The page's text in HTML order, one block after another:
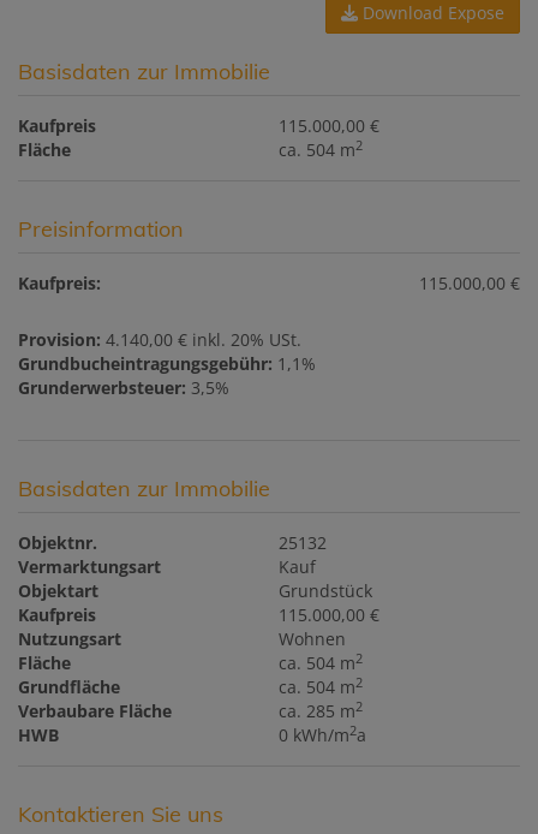
Download Expose
Basisdaten zur Immobilie
Kaufpreis
115.000,00 €
Fläche
ca. 504 m2
Preisinformation
Kaufpreis: 115.000,00 €
Provision: 4.140,00 € inkl. 20% USt.
Grundbucheintragungsgebühr: 1,1%
Grunderwerbsteuer: 3,5%
Basisdaten zur Immobilie
Objektnr.
25132
Vermarktungsart
Kauf
Objektart
Grundstück
Kaufpreis
115.000,00 €
Nutzungsart
Wohnen
Fläche
ca. 504 m2
Grundfläche ca. 504 m2
Verbaubare Fläche ca. 285 m2
HWB 0 kWh/m2a
Kontaktieren Sie uns